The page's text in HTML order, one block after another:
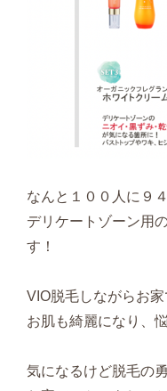
なんと１００人に９
デリケートゾーン用
す！
VIO脱毛しながらお家
お肌も綺麗になり、
気になるけど脱毛の